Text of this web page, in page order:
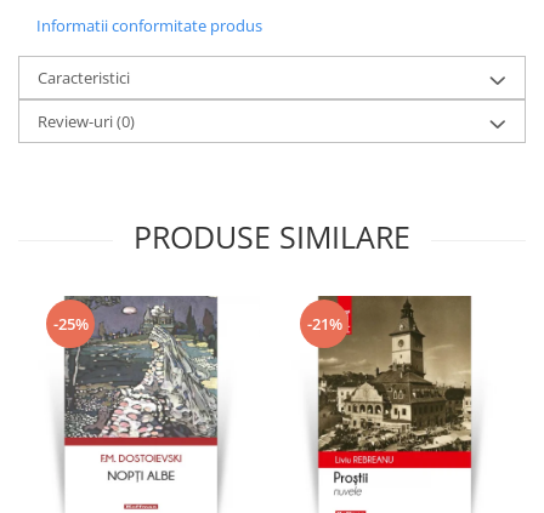
Informatii conformitate produs
Caracteristici
Review-uri(0)
PRODUSE SIMILARE
-25% -21%